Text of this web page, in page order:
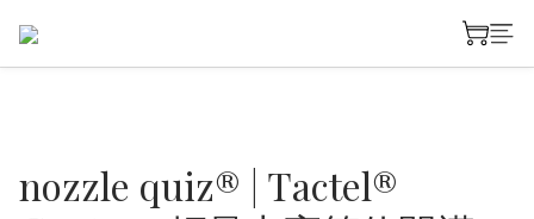
nozzle quiz® | Tactel®